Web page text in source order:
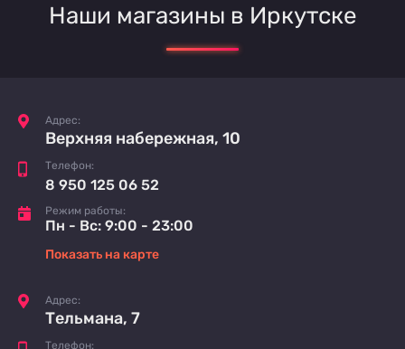
Наши магазины в Иркутске
Адрес:
Верхняя набережная, 10
Телефон:
8 950 125 06 52
Режим работы:
Пн - Вс: 9:00 - 23:00
Показать на карте
Адрес:
Тельмана, 7
Телефон: